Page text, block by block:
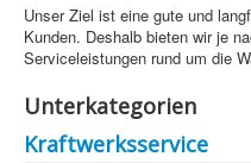
Unser Ziel ist eine gute und
Kunden. Deshalb bieten wir je
Serviceleistungen rund um die
Unterkategorien
Kraftwerksservice